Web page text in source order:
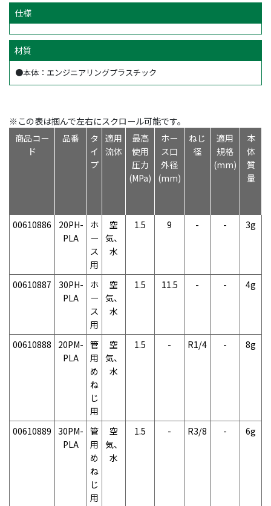
仕様
材質
●本体：エンジニアリングプラスチック
※この表は掴んで左右にスクロール可能です。
商品コー
ド
品番
タ
イ
プ
適用
流体
最高
使用
圧力
(MPa)
ホー
ス口
外径
(mm)
ねじ
径
適用
規格
(mm)
本
体
質
量
00610886
20PH-
PLA
ホ
ー
ス
用
空
気、
水
1.5 9 - - 3g
00610887
30PH-
PLA
ホ
ー
ス
用
空
気、
水
1.5 11.5 - - 4g
00610888
20PM-
PLA
管
用
め
ね
じ
用
空
気、
水
1.5 - R1/4 - 8g
00610889 30PM-
PLA
管
用
め
ね
じ
用
空
気、
水
1.5 - R3/8 - 6g